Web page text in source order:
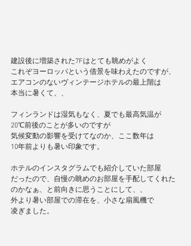
建設後に増築された7Fはとても眺めがよく
これぞヨーロッパという借景を味わえたのですが、
エアコンのないヴィンテージホテルの最上階は
本当に暑くて、、
フィンランドは湿気もなく、夏でも最高気温が
20℃前後のことが多いのですが
気候変動の影響を受けてなのか、ここ数年は
10年前よりも暑い印象です。
ホテルのインスタグラムでも紹介していた部屋
だったので、自慢の眺めのお部屋を手配してくれた
のかなぁ、と前向きに思うことにして、、
外より暑い部屋での滞在を、小さな扇風機で
凌ぎました。